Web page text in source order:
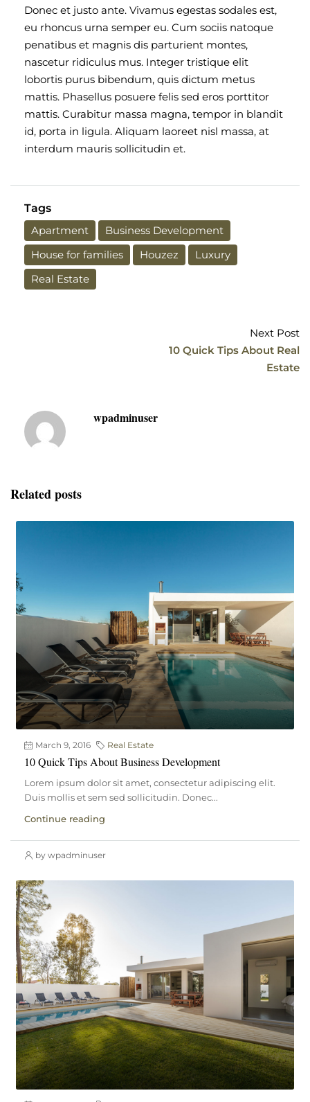
Donec et justo ante. Vivamus egestas sodales est,
eu rhoncus urna semper eu. Cum sociis natoque
penatibus et magnis dis parturient montes,
nascetur ridiculus mus. Integer tristique elit
lobortis purus bibendum, quis dictum metus
mattis. Phasellus posuere felis sed eros porttitor
mattis. Curabitur massa magna, tempor in blandit
id, porta in ligula. Aliquam laoreet nisl massa, at
interdum mauris sollicitudin et.
Tags
Apartment
Business Development
House for families
Houzez
Luxury
Real Estate
Next Post
10 Quick Tips About Real
Estate
wpadminuser
Related posts
March 9, 2016 Real Estate
10 Quick Tips About Business Development
Lorem ipsum dolor sit amet, consectetur adipiscing elit.
Duis mollis et sem sed sollicitudin. Donec...
Continue reading
by wpadminuser